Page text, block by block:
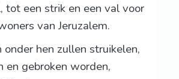
tot een strik en een val voor
van Jeruzalem.
onder hen zullen struikelen,
en gebroken worden,